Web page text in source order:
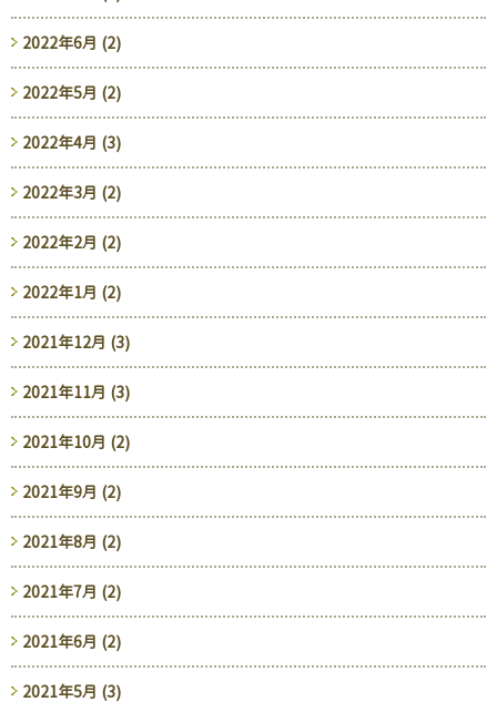
2022年6月 (2)
2022年5月 (2)
2022年4月 (3)
2022年3月 (2)
2022年2月 (2)
2022年1月 (2)
2021年12月 (3)
2021年11月 (3)
2021年10月 (2)
2021年9月 (2)
2021年8月 (2)
2021年7月 (2)
2021年6月 (2)
2021年5月 (3)